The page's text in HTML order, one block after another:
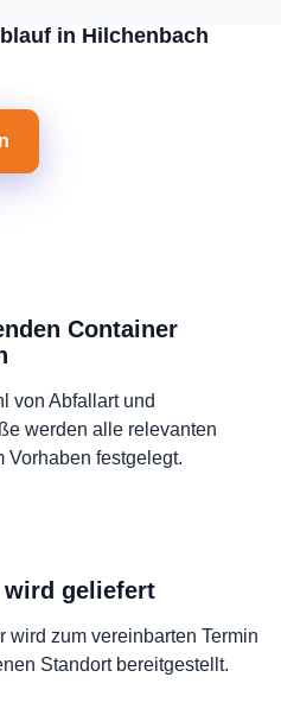
in Hilchenbach
Container
von Abfallart und
werden alle relevanten
Vorhaben festgelegt.
wird geliefert
wird zum vereinbarten Termin
Standort bereitgestellt.